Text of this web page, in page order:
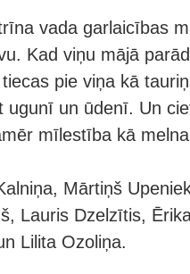
vada garlaicības
Kad viņu mājā
pie viņa kā
ugunī un ūdenī. Un
mīlestība kā
Mārtiņš
Lauris Dzelzītis,
Lilita Ozoliņa.